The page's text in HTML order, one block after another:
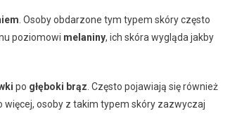
. Osoby obdarzone tym typem skóry często
poziomowi melaniny, ich skóra wygląda jakby
po głęboki brąz . Często pojawiają się również
osoby z takim typem skóry zazwyczaj